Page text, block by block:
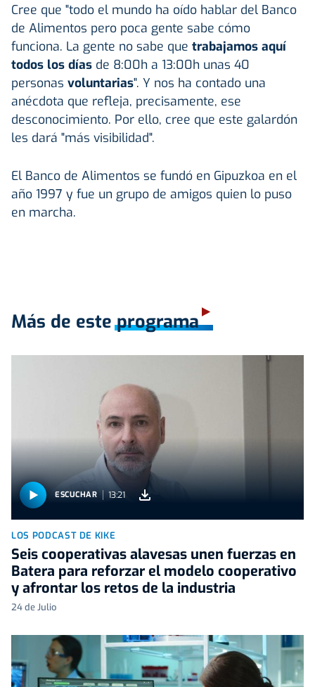
Cree que "todo el mundo ha oído hablar del Banco
de Alimentos pero poca gente sabe cómo
funciona. La gente no sabe que trabajamos aquí
todos los días de 8:00h a 13:00h unas 40
personas voluntarias". Y nos ha contado una
anécdota que refleja, precisamente, ese
desconocimiento. Por ello, cree que este galardón
les dará "más visibilidad".
El Banco de Alimentos se fundó en Gipuzkoa en el
año 1997 y fue un grupo de amigos quien lo puso
en marcha.
Más de este programa
ESCUCHAR 13:21
LOS PODCAST DE KIKE
Seis cooperativas alavesas unen fuerzas en
Batera para reforzar el modelo cooperativo
y afrontar los retos de la industria
24 de Julio